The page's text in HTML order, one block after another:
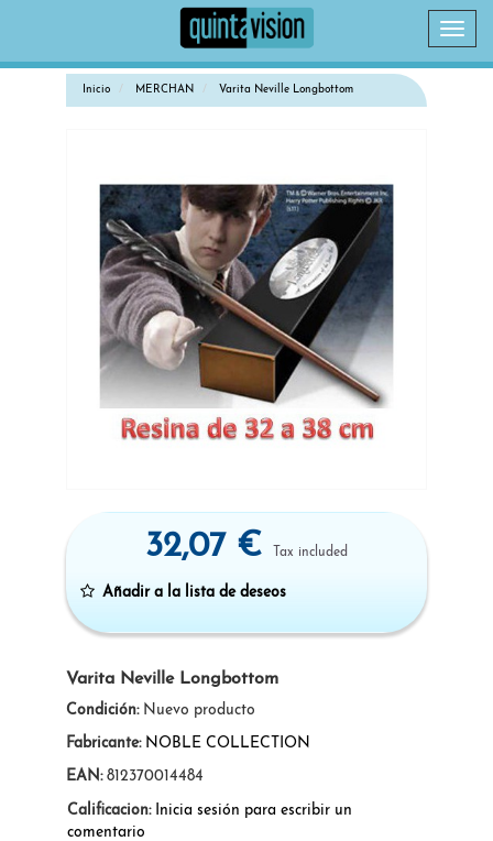
Inicio MERCHAN Varita Neville Longbottom
Varita Neville Longbottom
Condición: Nuevo producto
Fabricante: NOBLE COLLECTION
EAN: 812370014484
Calificacion: Inicia sesión para escribir un
comentario
32,07 € Tax included
Añadir a la lista de deseos